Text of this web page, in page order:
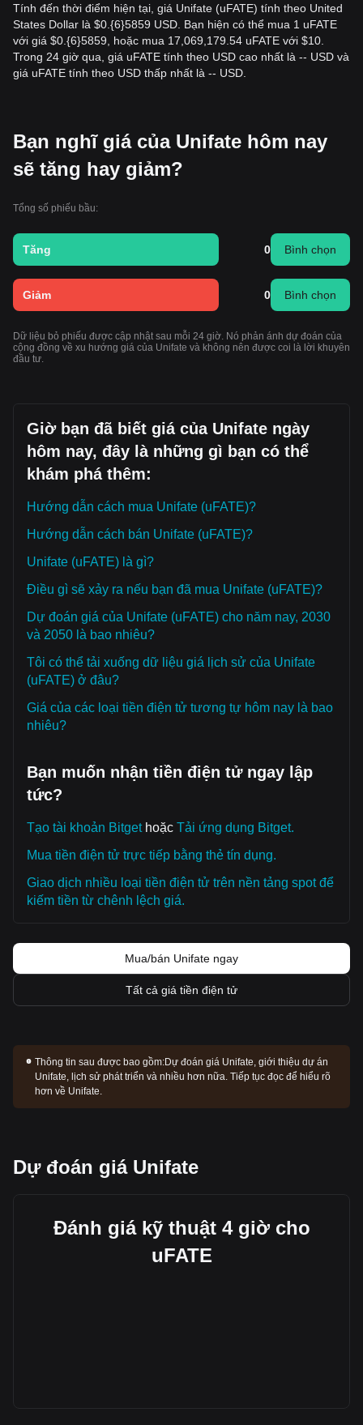
Tính đến thời điểm hiện tại, giá Unifate (uFATE) tính theo United
States Dollar là $0.{​6}5859 USD. Bạn hiện có thể mua 1 uFATE
với giá $0.{​6}5859, hoặc mua 17,069,179.54 uFATE với $10.
Trong 24 giờ qua, giá uFATE tính theo USD cao nhất là -- USD và
giá uFATE tính theo USD thấp nhất là -- USD.
Bạn nghĩ giá của Unifate hôm nay
sẽ tăng hay giảm?
Tổng số phiếu bầu:
Tăng 0 Bình chọn
Giảm 0 Bình chọn
Dữ liệu bỏ phiếu được cập nhật sau mỗi 24 giờ. Nó phản ánh dự đoán của
cộng đồng về xu hướng giá của Unifate và không nên được coi là lời khuyên
đầu tư.
Giờ bạn đã biết giá của Unifate ngày
hôm nay, đây là những gì bạn có thể
khám phá thêm:
Hướng dẫn cách mua Unifate (uFATE)?
Hướng dẫn cách bán Unifate (uFATE)?
Unifate (uFATE) là gì?
Điều gì sẽ xảy ra nếu bạn đã mua Unifate (uFATE)?
Dự đoán giá của Unifate (uFATE) cho năm nay, 2030
và 2050 là bao nhiêu?
Tôi có thể tải xuống dữ liệu giá lịch sử của Unifate
(uFATE) ở đâu?
Giá của các loại tiền điện tử tương tự hôm nay là bao
nhiêu?
Bạn muốn nhận tiền điện tử ngay lập
tức?
Tạo tài khoản Bitgethoặc Tải ứng dụng Bitget.
Mua tiền điện tử trực tiếp bằng thẻ tín dụng.
Giao dịch nhiều loại tiền điện tử trên nền tảng spot để
kiếm tiền từ chênh lệch giá.
Mua/bán Unifate ngay
Tất cả giá tiền điện tử
Thông tin sau được bao gồm:Dự đoán giá Unifate, giới thiệu dự án
Unifate, lịch sử phát triển và nhiều hơn nữa. Tiếp tục đọc để hiểu rõ
hơn về Unifate.
Dự đoán giá Unifate
Đánh giá kỹ thuật 4 giờ cho
uFATE